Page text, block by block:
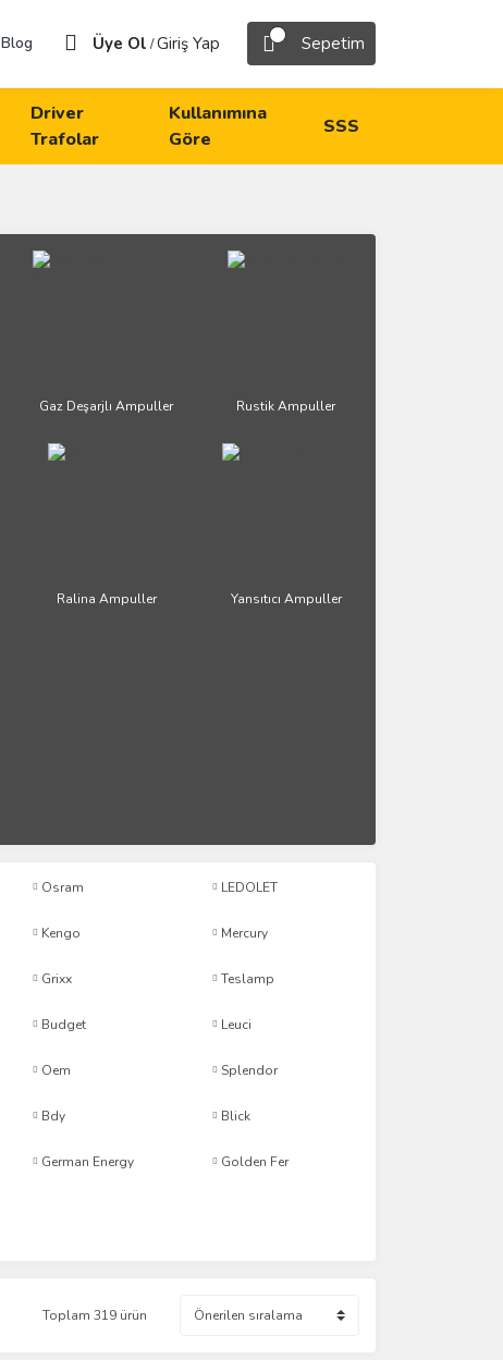
Blog Üye Ol /Giriş Yap Sepetim
Driver
Trafolar
Kullanımına
Göre
SSS
Gaz Deşarjlı Ampuller Rustik Ampuller
Ralina Ampuller Yansıtıcı Ampuller
Osram LEDOLET
Kengo Mercury
Grixx Teslamp
Budget Leuci
Oem Splendor
Bdy Blick
German Energy Golden Fer
Toplam 319 ürün